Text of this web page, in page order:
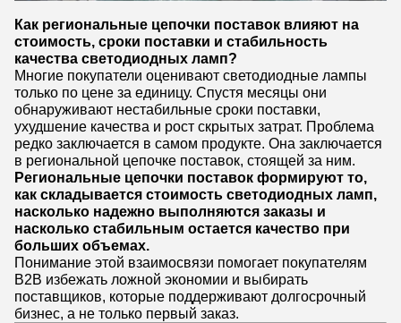
Как региональные цепочки поставок влияют на
стоимость, сроки поставки и стабильность
качества светодиодных ламп?
Многие покупатели оценивают светодиодные лампы
только по цене за единицу. Спустя месяцы они
обнаруживают нестабильные сроки поставки,
ухудшение качества и рост скрытых затрат. Проблема
редко заключается в самом продукте. Она заключается
в региональной цепочке поставок, стоящей за ним.
Региональные цепочки поставок формируют то,
как складывается стоимость светодиодных ламп,
насколько надежно выполняются заказы и
насколько стабильным остается качество при
больших объемах.
Понимание этой взаимосвязи помогает покупателям
B2B избежать ложной экономии и выбирать
поставщиков, которые поддерживают долгосрочный
бизнес, а не только первый заказ.